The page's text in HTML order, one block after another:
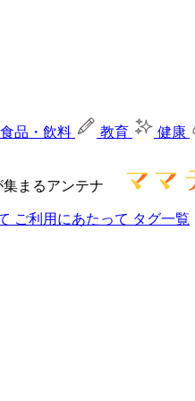
食品・飲料 教育 健康
まるアンテナ
ご利用にあたって タグ一覧